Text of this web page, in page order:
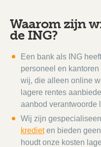
Waarom zijn
de ING?
Een bank als ING
personeel en
wij, die alleen online
lagere rentes
aanbod verantwoorde
Wij zijn
kredieten bieden
houdt onze kosten